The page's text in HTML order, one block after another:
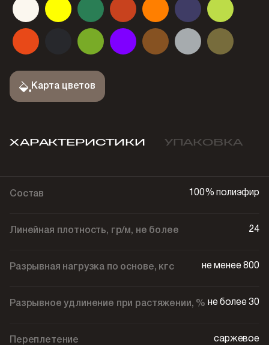
Карта цветов
ХАРАКТЕРИСТИКИ УПАКОВКА
Состав 100% полиэфир
Линейная плотность, гр/м, не более 24
Разрывная нагрузка по основе, кгс не менее 800
Разрывное удлинение при растяжении, % не более 30
Переплетение саржевое